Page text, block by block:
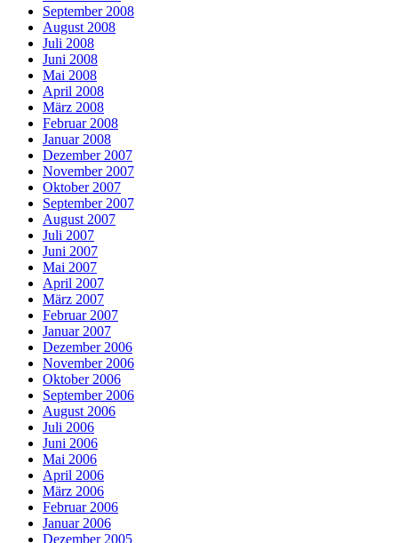
September 2008
August 2008
Juli 2008
Juni 2008
Mai 2008
April 2008
März 2008
Februar 2008
Januar 2008
Dezember 2007
November 2007
Oktober 2007
September 2007
August 2007
Juli 2007
Juni 2007
Mai 2007
April 2007
März 2007
Februar 2007
Januar 2007
Dezember 2006
November 2006
Oktober 2006
September 2006
August 2006
Juli 2006
Juni 2006
Mai 2006
April 2006
März 2006
Februar 2006
Januar 2006
Dezember 2005